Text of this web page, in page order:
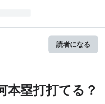
読者になる
本塁打打てる？